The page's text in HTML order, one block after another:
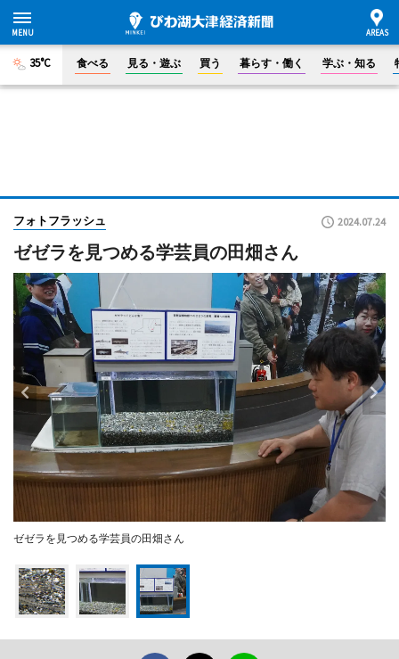
35°C 食べる 見る・遊ぶ 買う 暮らす・働く 学ぶ・知る
フォトフラッシュ 2024.07.24
ゼゼラを見つめる学芸員の田畑さん
ゼゼラを見つめる学芸員の田畑さん